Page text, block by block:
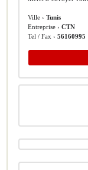
Ville ›Tunis
Entreprise ›CTN
Tel / Fax ›56160995